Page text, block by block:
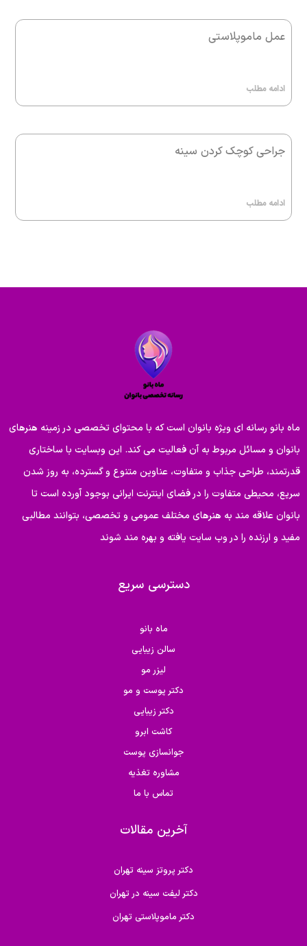
عمل ماموپلاستی
ادامه مطلب
جراحی کوچک کردن سینه
ادامه مطلب
ماه بانو رسانه ای ویژه بانوان است که با محتوای تخصصی در زمینه هنرهای
بانوان و مسائل مربوط به آن فعالیت می کند. این وبسایت با ساختاری
قدرتمند، طراحی جذاب و متفاوت، عناوین متنوع و گسترده، به روز شدن
سریع، محیطی متفاوت را در فضای اینترنت ایرانی بوجود آورده است تا
بانوان علاقه مند به هنرهای مختلف عمومی و تخصصی، بتوانند مطالبی
مفید و ارزنده را در وب سایت یافته و بهره مند شوند
دسترسی سریع
ماه بانو
سالن زیبایی
لیزر مو
دکتر پوست و مو
دکتر زیبایی
کاشت ابرو
جوانسازی پوست
مشاوره تغذیه
تماس با ما
آخرین مقالات
دکتر پروتز سینه تهران
دکتر لیفت سینه در تهران
دکتر ماموپلاستی تهران